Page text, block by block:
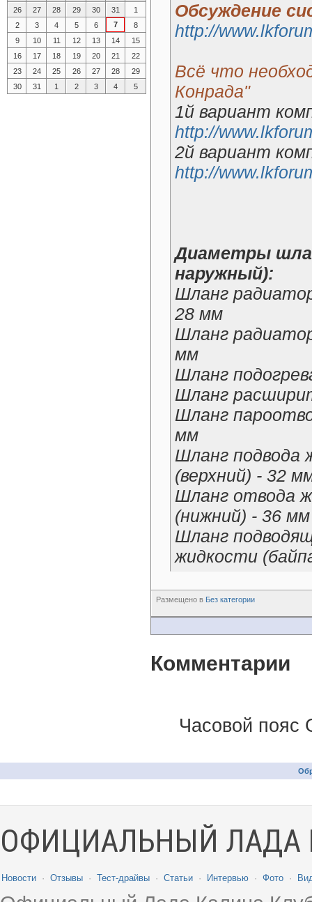
Обсуждение
http://
Всё что
Конрада"
1й вариант
http://
2й вариант
http://
Диаметры
наружный):
Шланг
28 мм
Шланг
мм
Шланг
Шланг
Шланг
мм
Шланг подвода
(верхний) - 32
Шланг отвода
(нижний) - 36
Шланг
жидкости
Размещено в Без категории
Комментарии
26
27 28 29 30 31
1
2
3 4 5 6 7
8
9
10 11 12 13 14
15
16
17 18 19 20 21
22
23
24 25 26 27 28
29
30
31 1 2 3 4 5
Часовой пояс
ОФИЦИАЛЬНЫЙ ЛАДА
Новости · Отзывы · Тест-драйвы · Статьи · Интервью · Фото ·